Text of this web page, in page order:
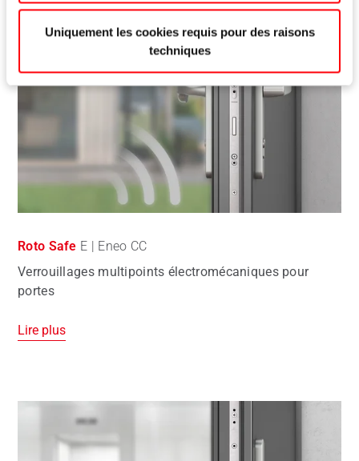
Uniquement les cookies requis pour des raisons
techniques
Roto Safe E | Eneo CC
Verrouillages multipoints électromécaniques pour
portes
Lire plus